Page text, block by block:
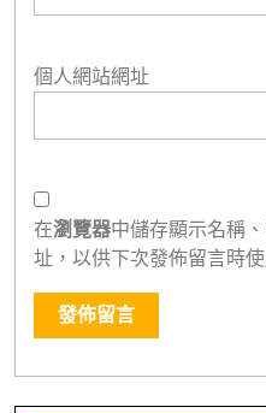
個人網站網址
在瀏覽器中儲存顯示名稱
址，以供下次發佈留言時使